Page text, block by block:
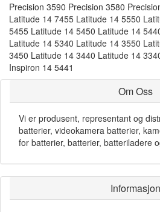
Precision 3590 Precision 3580
Latitude 14 7455 Latitude 14 5550
5455 Latitude 14 5450 Latitude 14
Latitude 14 5340 Latitude 14 3550
3450 Latitude 14 3440 Latitude 14
Inspiron 14 5441
Om Oss
Vi er produsent, representant og
batterier, videokamera batterier,
for batterier, batterier, batteriladere
Informasjon